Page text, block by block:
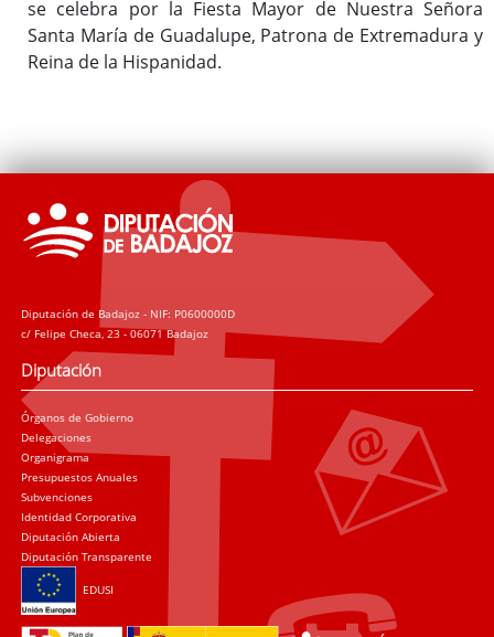
se celebra por la Fiesta Mayor de Nuestra Señora
Santa María de Guadalupe, Patrona de Extremadura y
Reina de la Hispanidad.
Diputación de Badajoz - NIF: P0600000D
c/ Felipe Checa, 23 - 06071 Badajoz
Diputación
Órganos de Gobierno
Delegaciones
Organigrama
Presupuestos Anuales
Subvenciones
Identidad Corporativa
Diputación Abierta
Diputación Transparente
EDUSI